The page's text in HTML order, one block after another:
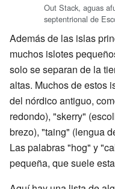
Out Stack, aguas
septentrional de
Además de las islas
muchos islotes
solo se separan de la
altas. Muchos de estos
del nórdico antiguo,
redondo), "skerry"
brezo), "taing" (lengua
Las palabras "hog" y
pequeña, que suele